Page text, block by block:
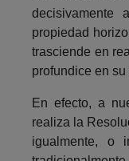
decisivamente
propiedad
trasciende en
profundice en
En efecto, a
realiza la
igualmente, o